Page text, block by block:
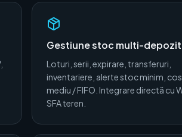
Gestiune stoc multi-depozit
Loturi, serii, expirare, transferuri,
inventariere, alerte stoc minim,
mediu / FIFO. Integrare directă cu
SFA teren.